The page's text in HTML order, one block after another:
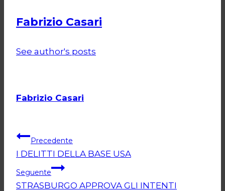
Fabrizio Casari
See author's posts
Fabrizio Casari
Navigazione
articoli
Precedente
I DELITTI DELLA BASE USA
Seguente
STRASBURGO APPROVA GLI INTENTI